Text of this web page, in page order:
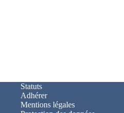
Statuts
Adhérer
Mentions légales